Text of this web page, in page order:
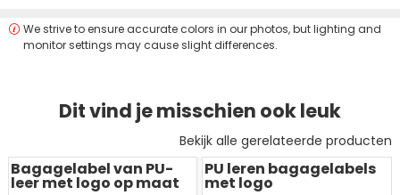
We strive to ensure accurate colors in our photos, but lighting and
monitor settings may cause slight differences.
Dit vind je misschien ook leuk
Bekijk alle gerelateerde producten
Redden50 %
Bagagelabel van PU-
leer met logo op maat Redden50 %
PU leren bagagelabels
met logo